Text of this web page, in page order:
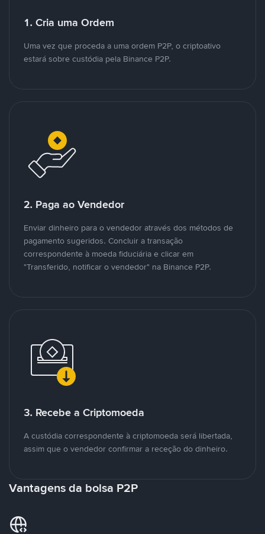
1. Cria uma Ordem
Uma vez que proceda a uma ordem P2P, o criptoativo
estará sobre custódia pela Binance P2P.
2. Paga ao Vendedor
Enviar dinheiro para o vendedor através dos métodos de
pagamento sugeridos. Concluir a transação
correspondente à moeda fiduciária e clicar em
"Transferido, notificar o vendedor" na Binance P2P.
3. Recebe a Criptomoeda
A custódia correspondente à criptomoeda será libertada,
assim que o vendedor confirmar a receção do dinheiro.
Vantagens da bolsa P2P